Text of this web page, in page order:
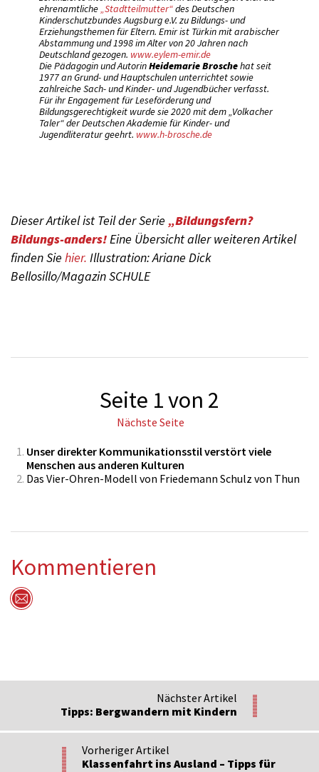
ehrenamtliche „Stadtteilmutter“des Deutschen
Kinderschutzbundes Augsburg e.V. zu Bildungs- und
Erziehungsthemen für Eltern. Emir ist Türkin mit arabischer
Abstammung und 1998 im Alter von 20 Jahren nach
Deutschland gezogen. www.eylem-emir.de
Die Pädagogin und AutorinHeidemarie Broschehat seit
1977 an Grund- und Hauptschulen unterrichtet sowie
zahlreiche Sach- und Kinder- und Jugendbücher verfasst.
Für ihr Engagement für Leseförderung und
Bildungsgerechtigkeit wurde sie 2020 mit dem „Volkacher
Taler“ der Deutschen Akademie für Kinder- und
Jugendliteratur geehrt. www.h-brosche.de
Dieser Artikel ist Teil der Serie „Bildungsfern?
Bildungs-anders! Eine Übersicht aller weiteren Artikel
finden Sie hier. Illustration: Ariane Dick
Bellosillo/Magazin SCHULE
Seite 1 von 2
Nächste Seite
Unser direkter Kommunikationsstil verstört viele
Menschen aus anderen Kulturen
Das Vier-Ohren-Modell von Friedemann Schulz von Thun
Kommentieren
Nächster Artikel
Tipps: Bergwandern mit Kindern
Vorheriger Artikel
Klassenfahrt ins Ausland – Tipps für